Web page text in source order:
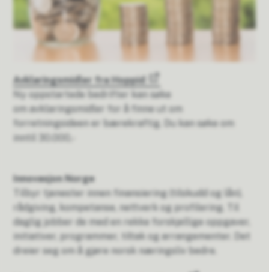
Avklaringsmidler fra Hoppid
Ny oppstartede bedrifter kan søke
om avklaringsmidler for å finne ut om
forretningsideen er bærekraftig. Du kan søke om
inntil 30.000,-
Innovasjon Norge
Tilbyr tjenester innen finansiering (tilskudd og lån),
rådgiving, kompetanse, nettverk og profilering. Til
daglig jobber de med en rekke forskjellige oppgaver,
initiativer, programmer, tiltak og arrangementer. Det
dreier seg om å gjøre norsk næringsliv bedre.